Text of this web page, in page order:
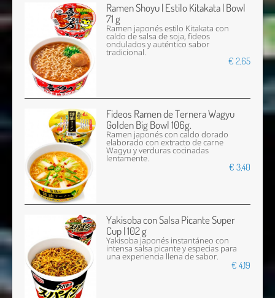
Ramen Shoyu | Estilo Kitakata | Bowl
71 g
Ramen japonés estilo Kitakata con
caldo de salsa de soja, fideos
ondulados y auténtico sabor
tradicional.
€ 2,65
Fideos Ramen de Ternera Wagyu
Golden Big Bowl 106g.
Ramen japonés con caldo dorado
elaborado con extracto de carne
Wagyu y verduras cocinadas
lentamente.
€ 3,40
Yakisoba con Salsa Picante Super
Cup | 102 g
Yakisoba japonés instantáneo con
intensa salsa picante y especias para
una experiencia llena de sabor.
€ 4,19